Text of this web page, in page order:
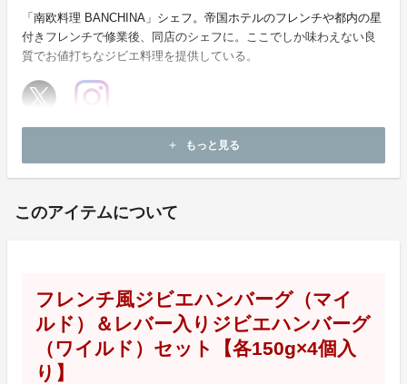
「南欧料理 BANCHINA」シェフ。帝国ホテルのフレンチや都内の星
付きフレンチで修業後、同店のシェフに。ここでしか味わえない良
質でお値打ちなジビエ料理を提供している。
add もっと見る
このアイテムについて
フレンチ風ジビエハンバーグ（マイ
ルド）＆レバー入りジビエハンバーグ
（ワイルド）セット【各150g×4個入
り】